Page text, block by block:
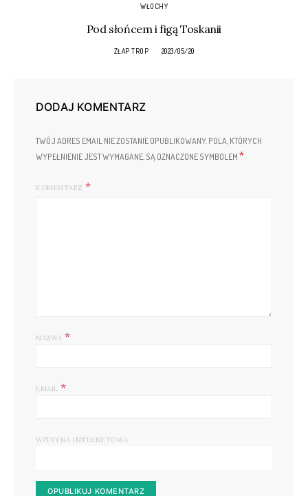
WŁOCHY
Pod słońcem i figą Toskanii
ZŁAP TROP 2023/05/20
DODAJ KOMENTARZ
TWÓJ ADRES EMAIL NIE ZOSTANIE OPUBLIKOWANY. POLA, KTÓRYCH
WYPEŁNIENIE JEST WYMAGANE, SĄ OZNACZONE SYMBOLEM *
KOMENTARZ
NAZWA *
EMAIL *
WITRYNA INTERNETOWA